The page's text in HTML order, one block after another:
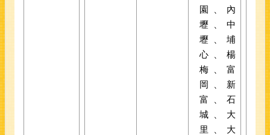
園、內
壢、中
壢、埔
心、楊
梅、富
岡、新
富、石
城、大
里、大